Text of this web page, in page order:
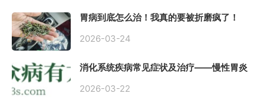
胃病到底怎么治！我真的要被折磨疯了！
2026-03-24
消化系统疾病常见症状及治疗——慢性胃炎
2026-03-22